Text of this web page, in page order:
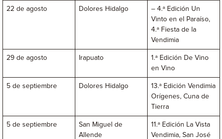
22 de agosto Dolores Hidalgo
– 4.ª Edición Un
Vinto en el Paraíso,
4.ª Fiesta de la
Vendimia
29 de agosto Irapuato
1.ª Edición De Vino
en Vino
5 de septiembre Dolores Hidalgo
13.ª Edición Vendimia
Orígenes, Cuna de
Tierra
5 de septiembre
San Miguel de
Allende
11.ª Edición La Vista
Vendimia, San José